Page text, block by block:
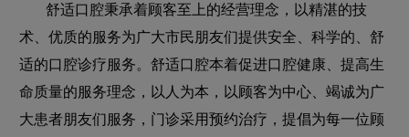
舒适口腔秉承着顾客至上的经营理念，以精湛的技
术、优质的服务为广大市民朋友们提供安全、科学的、舒
适的口腔诊疗服务。舒适口腔本着促进口腔健康、提高生
命质量的服务理念，以人为本，以顾客为中心、竭诚为广
大患者朋友们服务，门诊采用预约治疗，提倡为每一位顾